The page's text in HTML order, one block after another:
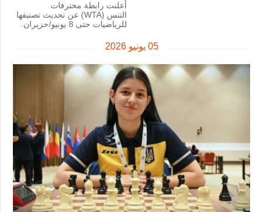
أعلنت رابطة محترفات
التنس (WTA) عن تحديث تصنيفها
للرياضيات حتى 8 يونيو/حزيران.
05 يونيو 2026